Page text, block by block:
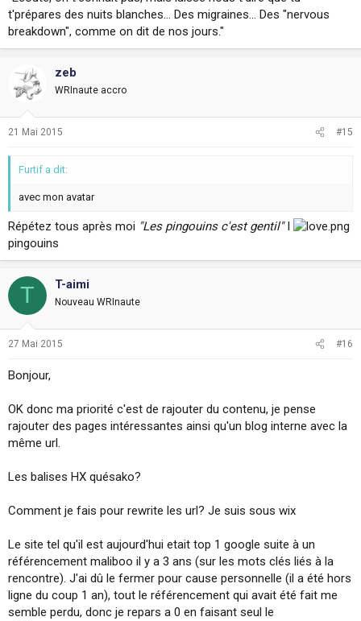
t'prépares des nuits blanches... Des migraines... Des "nervous
breakdown", comme on dit de nos jours."
zeb
WRInaute accro
21 Mai 2015 #15
Furtif a dit:
avec mon avatar
Répétez tous après moi "Les pingouins c'est gentil"I
pingouins
T T-aimi
Nouveau WRInaute
27 Mai 2015 #16
Bonjour,
OK donc ma priorité c'est de rajouter du contenu, je pense
rajouter des pages intéressantes ainsi qu'un blog interne avec la
même url.
Les balises HX quésako?
Comment je fais pour rewrite les url? Je suis sous wix
Le site tel qu'il est aujourd'hui etait top 1 google suite à un
référencement maliboo il y a 3 ans (sur les mots clés liés à la
rencontre). J'ai dû le fermer pour cause personnelle (il a été hors
ligne du coup 1 an), tout le référencement qui avait été fait me
semble perdu, donc je repars a 0 en faisant seul le